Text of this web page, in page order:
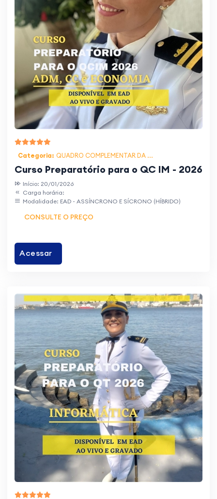
Categoria: QUADRO COMPLEMENTAR DA ...
Curso Preparatório para o QC IM - 2026
Início: 20/01/2026
Carga horária:
Modalidade: EAD - ASSÍNCRONO E SÍCRONO (HÍBRIDO)
CONSULTE O PREÇO
Acessar